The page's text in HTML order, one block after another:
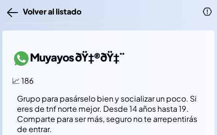
Volver al listado
Muyayos ðŸ‡®ðŸ‡¨
📈 186
Grupo para pasárselo bien y socializar un poco. Si
eres de tnf norte mejor. Desde 14 años hasta 19.
Comparte para ser más, seguro no te arrepentirás
de entrar.